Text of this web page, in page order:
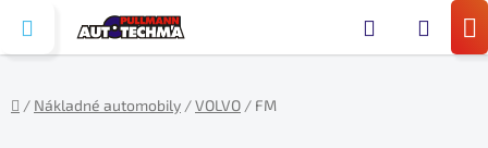
obsah
/ Nákladné automobily /VOLVO / FM